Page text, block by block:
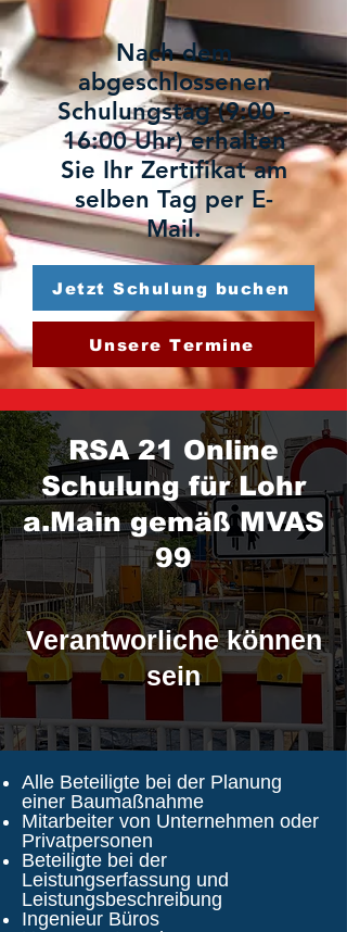
Nach dem
abgeschlossenen
Schulungstag (9:00 -
16:00 Uhr) erhalten
Sie Ihr Zertifikat am
selben Tag per E-
Mail.
Jetzt Schulung buchen
Unsere Termine
RSA 21 Online
Schulung für Lohr
a.Main gemäß MVAS
99
Verantworliche können
sein
Alle Beteiligte bei der Planung
einer Baumaßnahme
Mitarbeiter von Unternehmen oder
Privatpersonen
Beteiligte bei der
Leistungserfassung und
Leistungsbeschreibung
Ingenieur Büros